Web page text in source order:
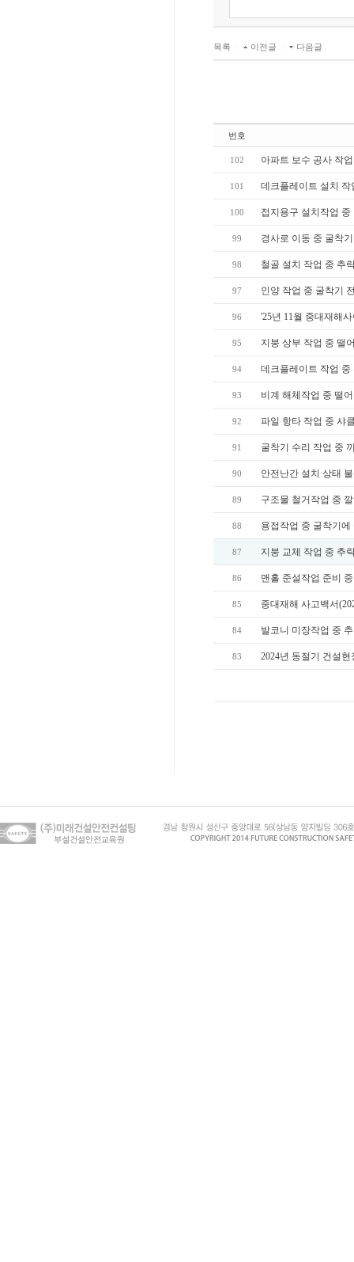
목록 이전글 다음글
번호
102 아파트 보수 공사 작
101 데크플레이트 설치 작
100 접지용구 설치작업 중
99 경사로 이동 중 굴착
98 철골 설치 작업 중 추
97 인양 작업 중 굴착기
96 '25년 11월 중대재해
95 지붕 상부 작업 중 떨
94 데크플레이트 작업 중
93 비계 해체작업 중 떨
92 파일 항타 작업 중 샤
91 굴착기 수리 작업 중
90 안전난간 설치 상태
89 구조물 철거작업 중
88 용접작업 중 굴착기에
87 지붕 교체 작업 중 추
86 맨홀 준설작업 준비
85 중대재해 사고백서
84 발코니 미장작업 중
83 2024년 동절기 건설